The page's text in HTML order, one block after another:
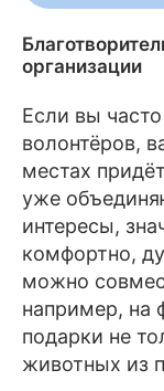
организации
Если вы
волонтёров,
местах
уже
интересы,
комфортно,
можно
например, на
подарки не
животных из